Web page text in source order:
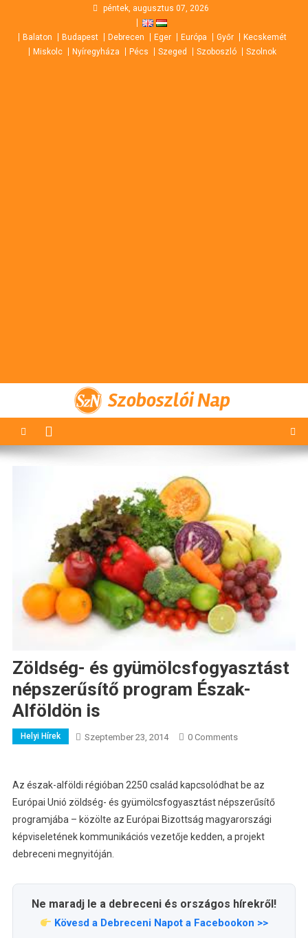
content
péntek, augusztus 07, 2026
Balaton Budapest Debrecen Eger Európa Győr
Kecskemét
Miskolc
Nyíregyháza Pécs Szeged Szoboszló Szolnok
Szoboszlói Nap
Zöldség- és gyümölcsfogyasztást
népszerűsítő program Észak-
Alföldön is
Helyi Hírek Szeptember 23, 2014 0 Comments
Az észak-alföldi régióban 2250 család kapcsolódhat be az
Európai Unió zöldség- és gyümölcsfogyasztást népszerűsítő
programjába – közölte az Európai Bizottság magyarországi
képviseletének kommunikációs vezetője kedden, a projekt
debreceni megnyitóján.
Ne maradj le a debreceni és országos hírekről!
Kövesd a Debreceni Napot a Facebookon >>